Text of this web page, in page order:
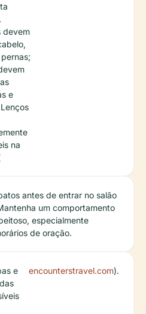
devem
e
na
antes de entrar no salão
um comportamento
especialmente
de oração.
e
encounterstravel.com).